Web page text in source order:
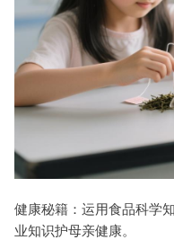
健康秘籍：运用食品科学
业知识护母亲健康。